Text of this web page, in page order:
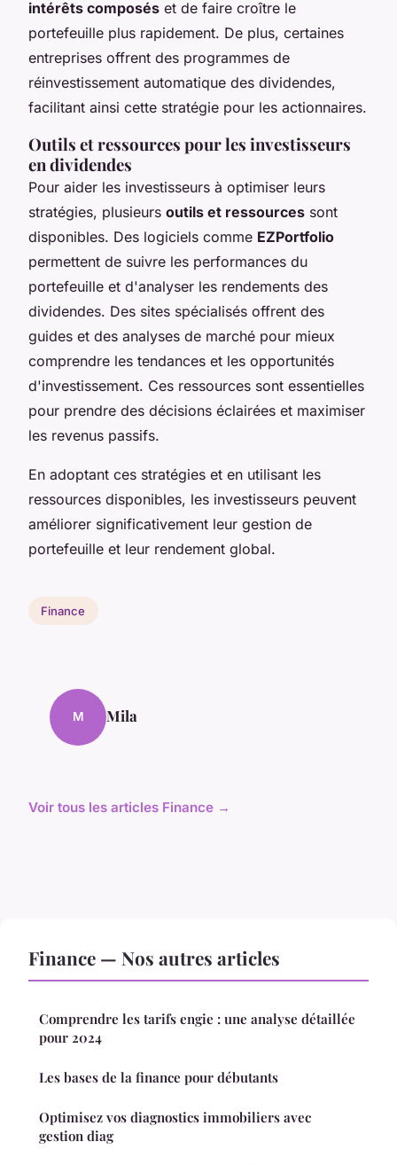
intérêts composés et de faire croître le
portefeuille plus rapidement. De plus, certaines
entreprises offrent des programmes de
réinvestissement automatique des dividendes,
facilitant ainsi cette stratégie pour les actionnaires.
Outils et ressources pour les investisseurs
en dividendes
Pour aider les investisseurs à optimiser leurs
stratégies, plusieurs outils et ressources sont
disponibles. Des logiciels comme EZPortfolio
permettent de suivre les performances du
portefeuille et d'analyser les rendements des
dividendes. Des sites spécialisés offrent des
guides et des analyses de marché pour mieux
comprendre les tendances et les opportunités
d'investissement. Ces ressources sont essentielles
pour prendre des décisions éclairées et maximiser
les revenus passifs.
En adoptant ces stratégies et en utilisant les
ressources disponibles, les investisseurs peuvent
améliorer significativement leur gestion de
portefeuille et leur rendement global.
Finance
M Mila
Voir tous les articles Finance →
Finance — Nos autres articles
Comprendre les tarifs engie : une analyse détaillée
pour 2024
Les bases de la finance pour débutants
Optimisez vos diagnostics immobiliers avec
gestion diag